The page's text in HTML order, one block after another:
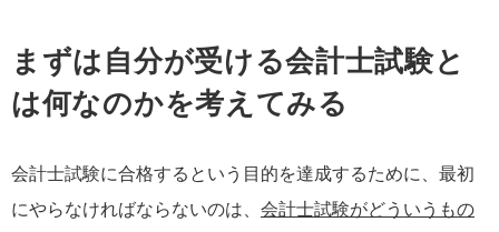
まずは自分が受ける会計士試験と
は何なのかを考えてみる
会計士試験に合格するという目的を達成するために、最初
にやらなければならないのは、 会計士試験がどう い うもの